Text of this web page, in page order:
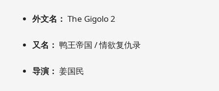
外文名： The Gigolo 2
又名： 鸭王帝国 / 情欲复仇录
导演： 姜国民